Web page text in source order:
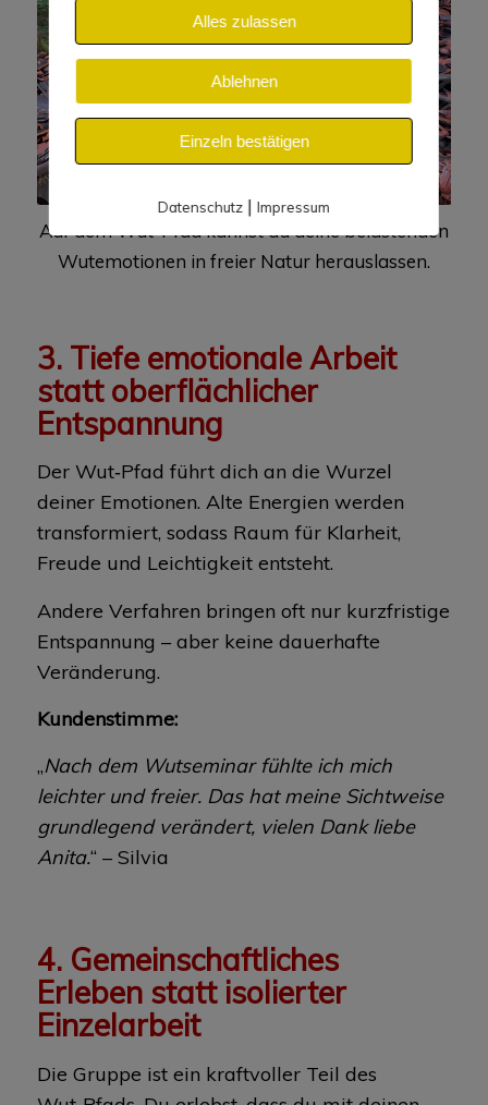
Auf dem Wut-Pfad kannst du deine belastenden
Wutemotionen in freier Natur herauslassen.
3. Tiefe emotionale Arbeit
statt oberflächlicher
Entspannung
Der Wut‑Pfad führt dich an die Wurzel
deiner Emotionen. Alte Energien werden
transformiert, sodass Raum für Klarheit,
Freude und Leichtigkeit entsteht.
Andere Verfahren bringen oft nur kurzfristige
Entspannung – aber keine dauerhafte
Veränderung.
Kundenstimme:
„Nach dem Wutseminar fühlte ich mich
leichter und freier. Das hat meine Sichtweise
grundlegend verändert, vielen Dank liebe
Anita.“ – Silvia
4. Gemeinschaftliches
Erleben statt isolierter
Einzelarbeit
Die Gruppe ist ein kraftvoller Teil des
Alles zulassen
Ablehnen
Einzeln bestätigen
Datenschutz| Impressum